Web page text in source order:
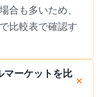
合も多いため、
比較表で確認す
マーケットを比